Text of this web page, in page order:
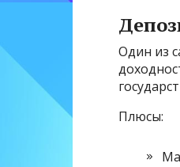
Один из
Плюсы: